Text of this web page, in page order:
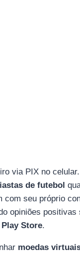
via PIX no
de futebol
com seu próprio
opiniões positivas
Store.
moedas